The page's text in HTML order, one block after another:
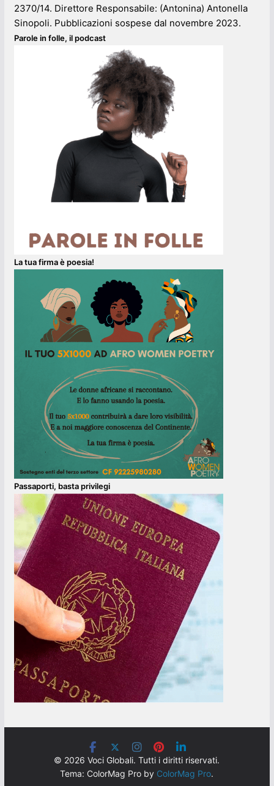
2370/14. Direttore Responsabile: (Antonina) Antonella
Sinopoli. Pubblicazioni sospese dal novembre 2023.
Parole in folle, il podcast
La tua firma è poesia!
Passaporti, basta privilegi
© 2026 Voci Globali. Tutti i diritti riservati.
Tema: ColorMag Pro by ColorMag Pro.